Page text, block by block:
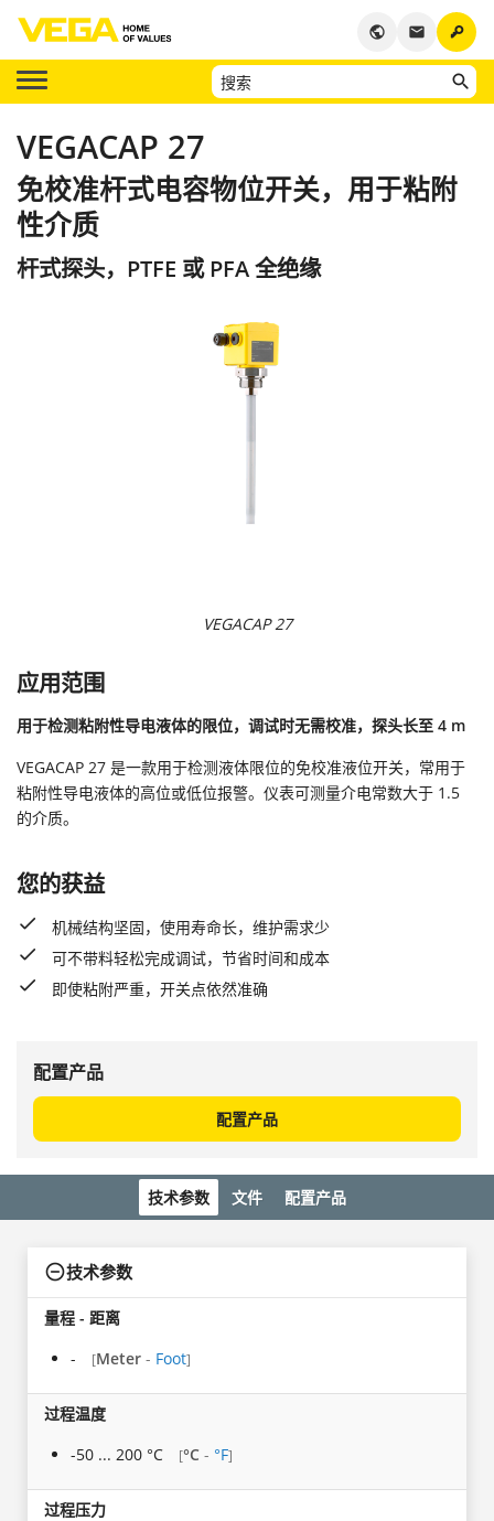
key
email
public
VEGACAP 27
免校准杆式电容物位开关，用于粘附
性介质
杆式探头，PTFE 或 PFA 全绝缘
VEGACAP 27
应用范围
用于检测粘附性导电液体的限位，调试时无需校准，探头长至 4 m
VEGACAP 27 是一款用于检测液体限位的免校准液位开关，常用于
粘附性导电液体的高位或低位报警。仪表可测量介电常数大于 1.5
的介质。
您的获益
机械结构坚固，使用寿命长，维护需求少
可不带料轻松完成调试，节省时间和成本
即使粘附严重，开关点依然准确
配置产品
配置产品
技术参数 文件 配置产品
技术参数
量程 - 距离
-
[Meter - Foot]
过程温度
-50 ... 200 °C
[°C - °F]
过程压力